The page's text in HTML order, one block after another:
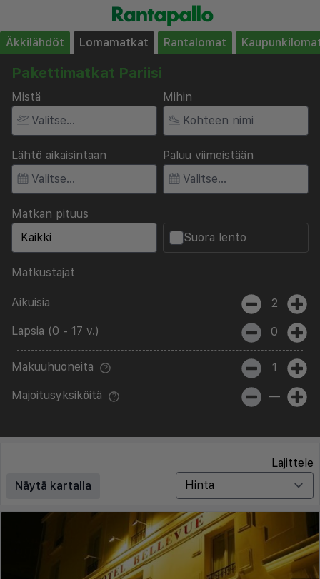
Äkkilähdöt Lomamatkat Rantalomat
Pakettimatkat Pariisi
Mistä Mihin
Lähtö aikaisintaan Paluu viimeistään
Matkan pituus
Suora lento
Matkustajat
Aikuisia 2
Lapsia (0 - 17 v.) 0
Makuuhuoneita 1
Majoitusyksiköitä —
Näytä kartalla
Lajittele